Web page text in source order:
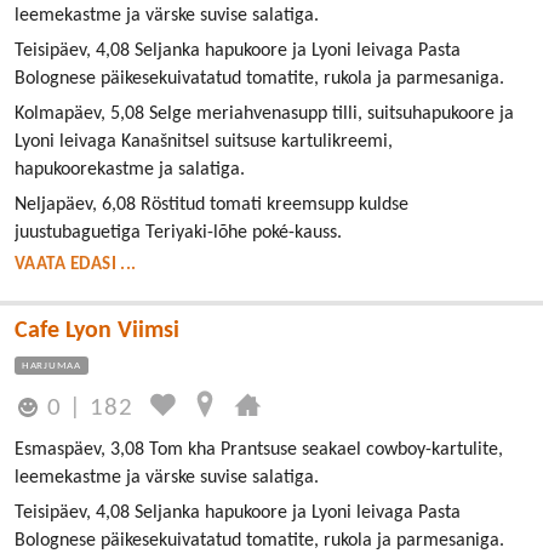
leemekastme ja värske suvise salatiga.
Teisipäev, 4,08 Seljanka hapukoore ja Lyoni leivaga Pasta
Bolognese päikesekuivatatud tomatite, rukola ja parmesaniga.
Kolmapäev, 5,08 Selge meriahvenasupp tilli, suitsuhapukoore ja
Lyoni leivaga Kanašnitsel suitsuse kartulikreemi,
hapukoorekastme ja salatiga.
Neljapäev, 6,08 Röstitud tomati kreemsupp kuldse
juustubaguetiga Teriyaki-lõhe poké-kauss.
VAATA EDASI ...
Cafe Lyon Viimsi
HARJUMAA
0 182
Esmaspäev, 3,08 Tom kha Prantsuse seakael cowboy-kartulite,
leemekastme ja värske suvise salatiga.
Teisipäev, 4,08 Seljanka hapukoore ja Lyoni leivaga Pasta
Bolognese päikesekuivatatud tomatite, rukola ja parmesaniga.